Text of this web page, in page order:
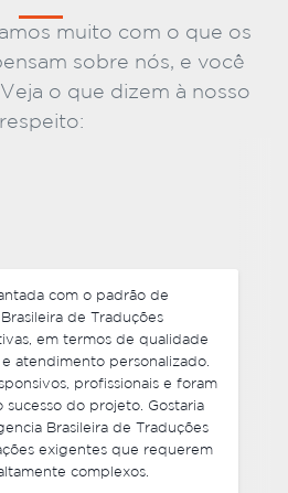
muito com o que os
sobre nós, e você
o que dizem à nosso
respeito:
com o padrão de
de Traduções
em termos de qualidade
atendimento personalizado.
profissionais e foram
sucesso do projeto. Gostaria
Brasileira de Traduções
exigentes que requerem
complexos.